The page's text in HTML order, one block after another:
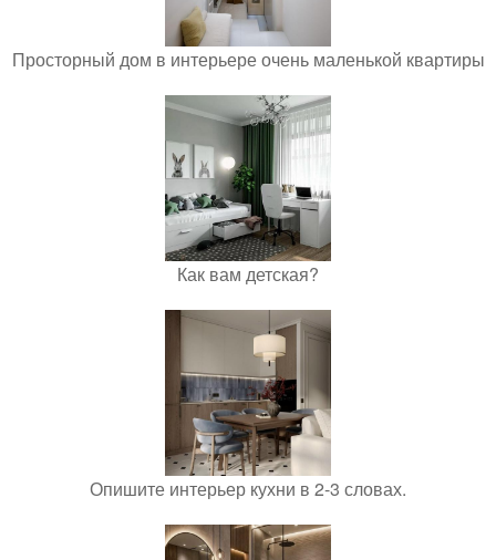
Просторный дом в интерьере очень маленькой квартиры
Как вам детская?
Опишите интерьер кухни в 2-3 словах.